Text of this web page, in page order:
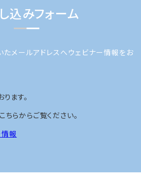
込みフォーム
たメールアドレスへウェビナー情報をお
ます。
らからご覧ください。
報